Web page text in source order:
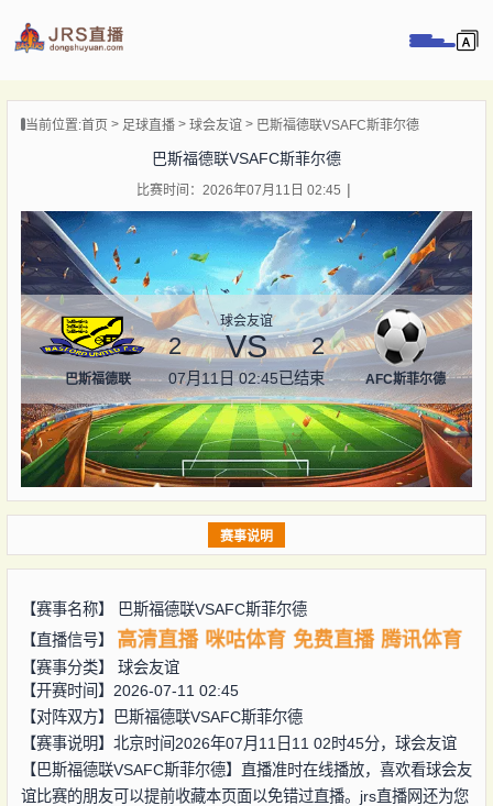
播
闻
当前位置:首页 足球直播 球会友谊 巴斯福德联VSAFC斯菲尔德
巴斯福德联VSAFC斯菲尔德
比赛时间：2026年07月11日 02:45
巴斯福德联
球会友谊
2 VS 2
07月11日 02:45已结束 AFC斯菲尔德
赛事说明
【赛事名称】
巴斯福德联VSAFC斯菲尔德
【直播信号】
高清直播 咪咕体育 免费直播 腾讯体育
【赛事分类】 球会友谊
【开赛时间】2026-07-11 02:45
【对阵双方】
巴斯福德联VSAFC斯菲尔德
【赛事说明】北京时间2026年07月11日11 02时45分，球会友谊
【巴斯福德联VSAFC斯菲尔德】直播准时在线播放，喜欢看球会友
谊比赛的朋友可以提前收藏本页面以免错过直播。jrs直播网还为您